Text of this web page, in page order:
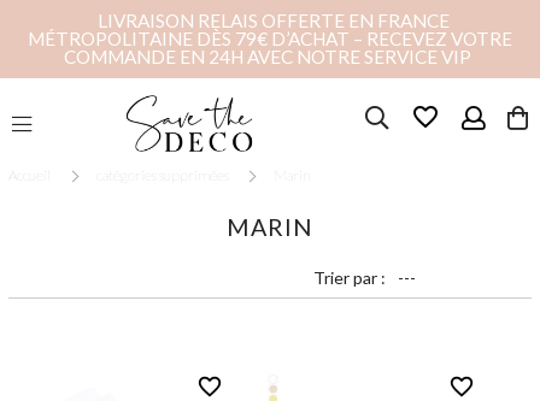
LIVRAISON RELAIS OFFERTE EN FRANCE
MÉTROPOLITAINE DÈS 79€ D’ACHAT – RECEVEZ VOTRE
COMMANDE EN 24H AVEC NOTRE SERVICE VIP
favorite_border
Accueil catégories supprimées Marin
MARIN
Trier par :
favorite_border favorite_border